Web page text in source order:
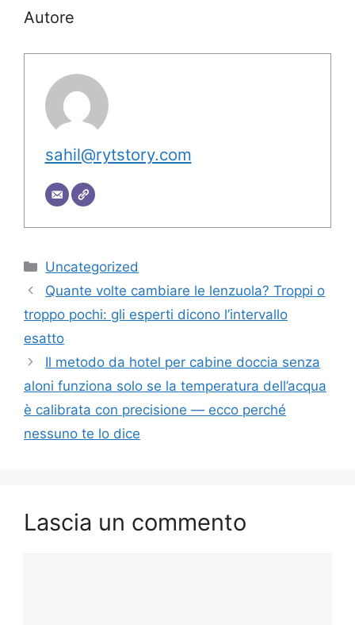
Autore
sahil@rytstory.com
Categorie
Uncategorized
Quante volte cambiare le lenzuola? Troppi o
troppo pochi: gli esperti dicono l’intervallo
esatto
Il metodo da hotel per cabine doccia senza
aloni funziona solo se la temperatura dell’acqua
è calibrata con precisione — ecco perché
nessuno te lo dice
Lascia un commento